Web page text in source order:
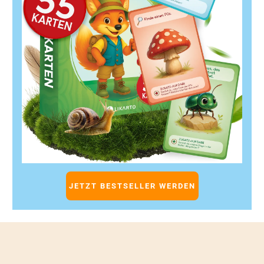
GEO SEO in Kombination mit KI SEO Strategien ist kein
Zukunftstrend mehr, sondern heute schon ein
entscheidender Wettbewerbsvorteil. Wenn Du Deine
lokale Sichtbarkeit erhöhen, lokale
Suchmaschinenrankings verbessern und mehr Kunden
gewinnen möchtest, führt kein Weg an Geo-Targeting und
KI-basierter SEO Optimierung vorbei.
Setze auf intelligente SEO Tools, automatisierte SEO
Analyse und Geo SEO Content, der genau auf Deine
Zielregion abgestimmt ist. Nutze die Vorteile von KI SEO
Software, um Deine SEO Maßnahmen effizient zu steuern
und Deine lokale SEO Strategie flexibel anzupassen.
Beginne noch heute mit den Quick-Wins, optimiere Deine
Google My Business Präsenz und investiere in eine
JETZT BESTSELLER WERDEN